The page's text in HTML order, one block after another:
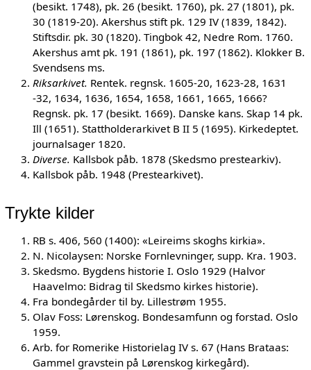
(besikt. 1748), pk. 26 (besikt. 1760), pk. 27 (1801), pk.
30 (1819-20). Akershus stift pk. 129 IV (1839, 1842).
Stiftsdir. pk. 30 (1820). Tingbok 42, Nedre Rom. 1760.
Akershus amt pk. 191 (1861), pk. 197 (1862). Klokker B.
Svendsens ms.
Riksarkivet. Rentek. regnsk. 1605-20, 1623-28, 1631
-32, 1634, 1636, 1654, 1658, 1661, 1665, 1666?
Regnsk. pk. 17 (besikt. 1669). Danske kans. Skap 14 pk.
Ill (1651). Stattholderarkivet B II 5 (1695). Kirkedeptet.
journalsager 1820.
Diverse. Kallsbok påb. 1878 (Skedsmo prestearkiv).
Kallsbok påb. 1948 (Prestearkivet).
Trykte kilder
RB s. 406, 560 (1400): «Leireims skoghs kirkia».
N. Nicolaysen: Norske Fornlevninger, supp. Kra. 1903.
Skedsmo. Bygdens historie I. Oslo 1929 (Halvor
Haavelmo: Bidrag til Skedsmo kirkes historie).
Fra bondegårder til by. Lillestrøm 1955.
Olav Foss: Lørenskog. Bondesamfunn og forstad. Oslo
1959.
Arb. for Romerike Historielag IV s. 67 (Hans Brataas:
Gammel gravstein på Lørenskog kirkegård).